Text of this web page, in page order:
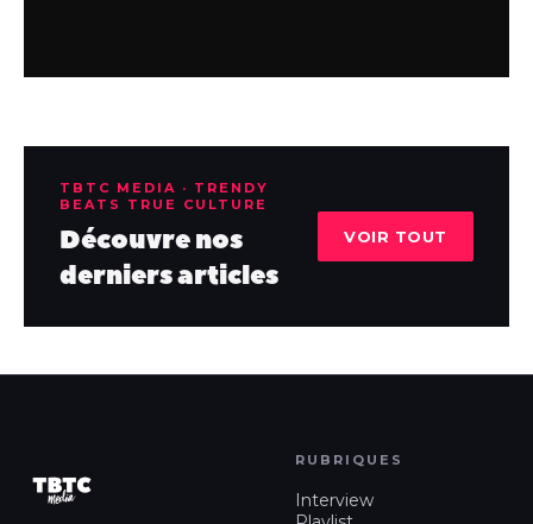
TBTC MEDIA · TRENDY
BEATS TRUE CULTURE
Découvre nos
derniers articles
VOIR TOUT
RUBRIQUES
Interview